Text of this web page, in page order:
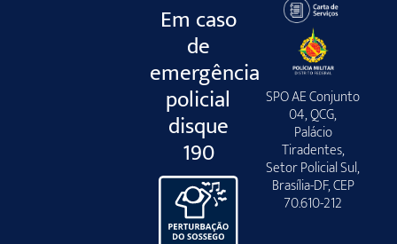
Em caso
de
emergência
policial
disque
190
SPO AE Conjunto
04, QCG,
Palácio
Tiradentes,
Setor Policial Sul,
Brasília-DF, CEP
70.610-212